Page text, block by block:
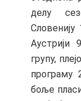
делу
Аустрији
групу,
програму
боље